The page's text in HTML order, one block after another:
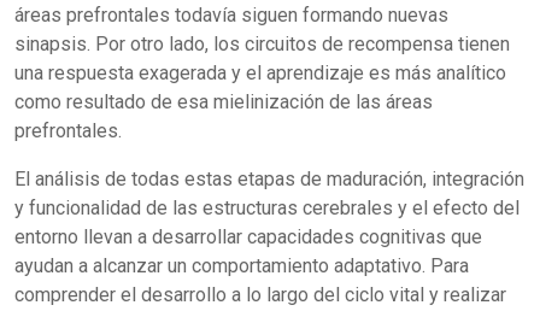
áreas prefrontales todavía siguen formando nuevas
sinapsis. Por otro lado, los circuitos de recompensa tienen
una respuesta exagerada y el aprendizaje es más analítico
como resultado de esa mielinización de las áreas
prefrontales.
El análisis de todas estas etapas de maduración, integración
y funcionalidad de las estructuras cerebrales y el efecto del
entorno llevan a desarrollar capacidades cognitivas que
ayudan a alcanzar un comportamiento adaptativo. Para
comprender el desarrollo a lo largo del ciclo vital y realizar